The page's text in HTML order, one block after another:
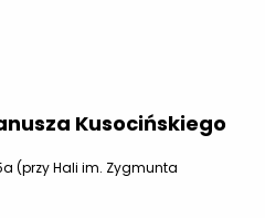
Kusocińskiego
(przy Hali im. Zygmunta